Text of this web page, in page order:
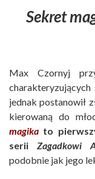
Sekret
Max Czornyj
jednak postanowił
kierowaną do
magika to
serii Zagadkowi
podobnie jak jego